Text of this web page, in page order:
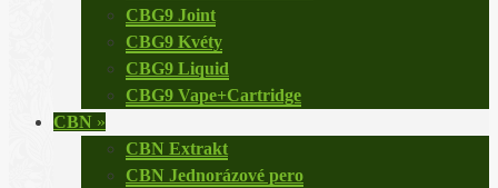
CBG9 Joint
CBG9 Kvéty
CBG9 Liquid
CBG9 Vape+Cartridge
CBN »
CBN Extrakt
CBN Jednorázové pero